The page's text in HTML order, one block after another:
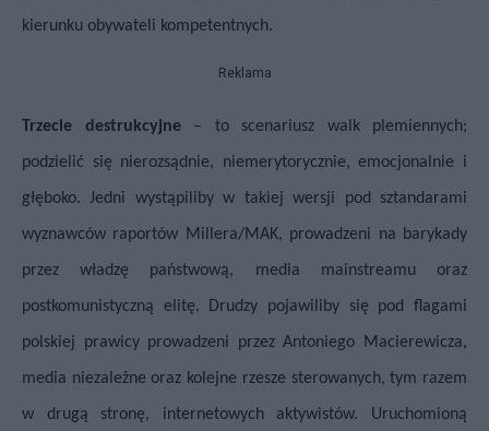
kierunku obywateli kompetentnych.
Reklama
Trzecie destrukcyjne – to scenariusz walk plemiennych;
podzielić się nierozsądnie, niemerytorycznie, emocjonalnie i
głęboko. Jedni wystąpiliby w takiej wersji pod sztandarami
wyznawców raportów Millera/MAK, prowadzeni na barykady
przez władzę państwową, media mainstreamu oraz
postkomunistyczną elitę. Drudzy pojawiliby się pod flagami
polskiej prawicy prowadzeni przez Antoniego Macierewicza,
media niezależne oraz kolejne rzesze sterowanych, tym razem
w drugą stronę, internetowych aktywistów. Uruchomioną